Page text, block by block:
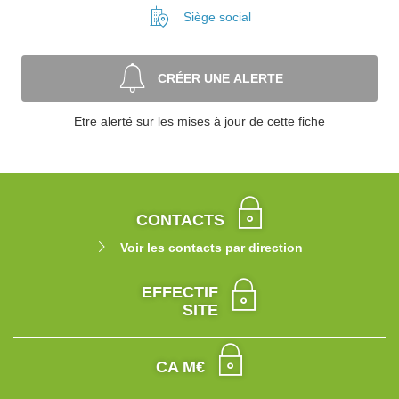
Siège social
CRÉER UNE ALERTE
Etre alerté sur les mises à jour de cette fiche
CONTACTS
Voir les contacts par direction
EFFECTIF
SITE
CA M€